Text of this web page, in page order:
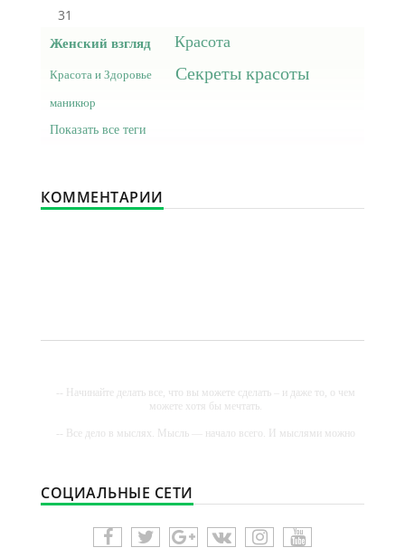
31
Женский взгляд Красота
Красота и Здоровье Секреты красоты
маникюр
Показать все теги
КОММЕНТАРИИ
-- Начинайте делать все, что вы можете сделать – и даже то, о чем
можете хотя бы мечтать.
-- Все дело в мыслях. Мысль — начало всего. И мыслями можно
-- Идите уверенно по направлению к мечте. Живите той жизнью,
которую вы сами себе придумали.
-- Самое большое богатство — это ум. Самая большая нищета —
глупость. Из всех страхов самый пугающий — самолюбование.
СОЦИАЛЬНЫЕ СЕТИ